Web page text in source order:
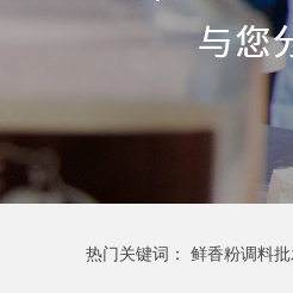
热门关键词： 鲜香粉调料